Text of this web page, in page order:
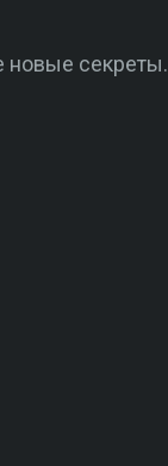
новые секреты.